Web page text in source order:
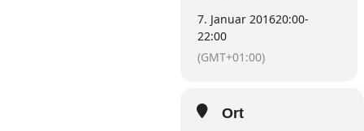
7. Januar 201620:00-
22:00
(GMT+01:00)
Ort